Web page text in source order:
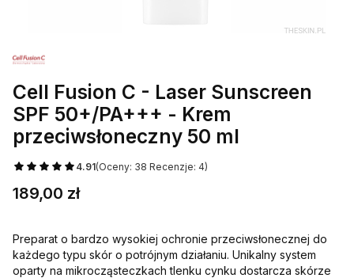
Cell Fusion C - Laser Sunscreen
SPF 50+/PA+++ - Krem
przeciwsłoneczny 50 ml
4.91(Oceny: 38 Recenzje: 4)
Cena
189,00 zł
Preparat o bardzo wysokiej ochronie przeciwsłonecznej do
każdego typu skór o potrójnym działaniu. Unikalny system
oparty na mikrocząsteczkach tlenku cynku dostarcza skórze